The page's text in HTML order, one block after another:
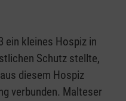
ein kleines Hospiz in
Schutz stellte,
diesem Hospiz
verbunden. Malteser